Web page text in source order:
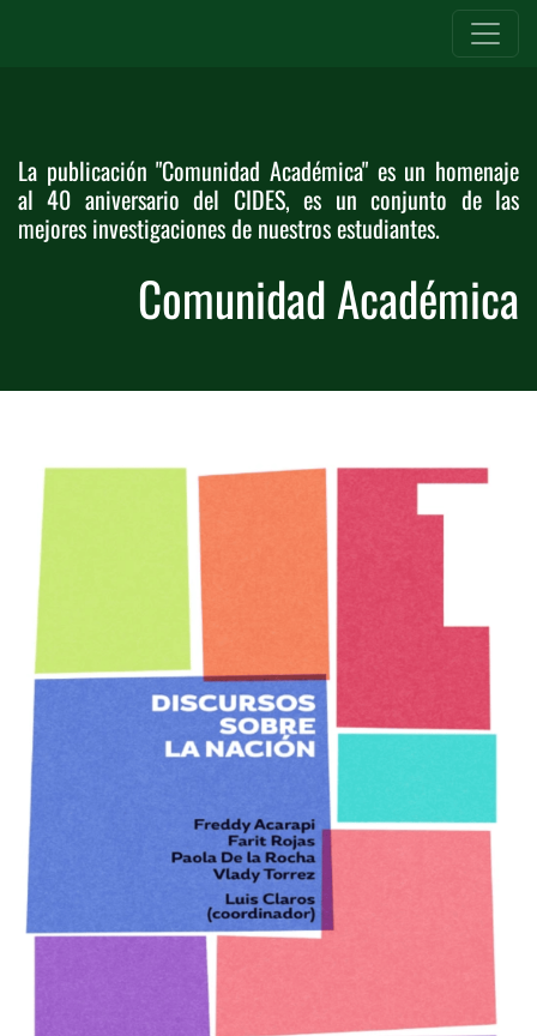
La publicación "Comunidad Académica" es un homenaje
al 40 aniversario del CIDES, es un conjunto de las
mejores investigaciones de nuestros estudiantes.
Comunidad Académica